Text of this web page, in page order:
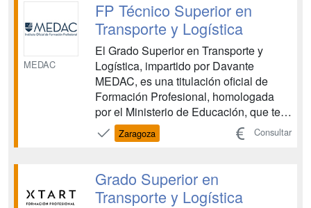
Transporte y Logística, dotándote de las
habilidades necesarias para ...
MEDAC
FP Técnico Superior en
Transporte y Logística
El Grado Superior en Transporte y
Logística, impartido por Davante
MEDAC, es una titulación oficial de
Formación Profesional, homologada
por el Ministerio de Educación, que te
prepara para acceder a un sector en
plena expansión. Esta formación te
Transporte y Logística, dotándote de las
habilidades necesarias para ...
Zaragoza Consultar
Grado Superior en
Transporte y Logística